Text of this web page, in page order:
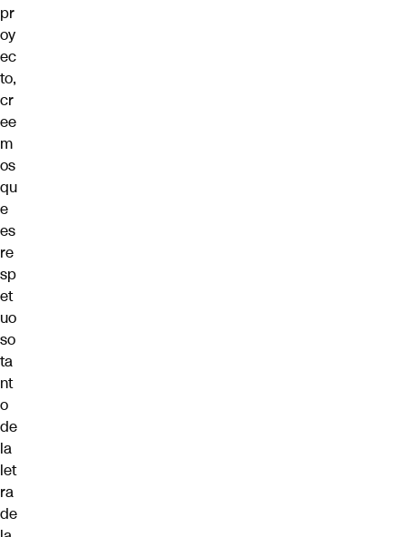
pr
oy
ec
to,
cr
ee
m
os
qu
e
es
re
sp
et
uo
so
ta
nt
o
de
la
let
ra
de